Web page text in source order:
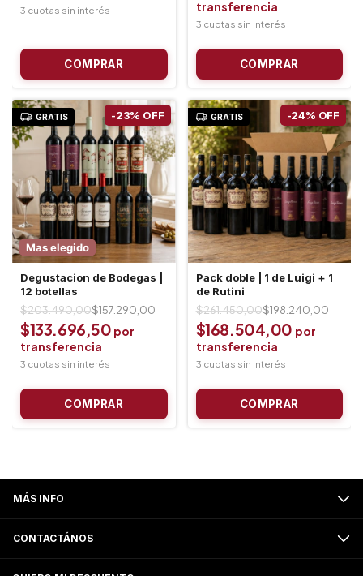
GRATIS
Mas elegido
Degustacion de Bodegas |
12 botellas
-23% OFF
$157.290,00
$203.490,00
$133.696,50
GRATIS
Pack doble | 1 de Luigi + 1
de Rutini
-24% OFF
$198.240,00
$261.450,00
$168.504,00
MÁS INFO
CONTACTÁNOS